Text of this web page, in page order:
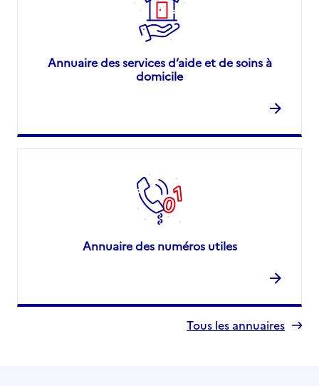
Annuaire des services d’aide et de soins à
domicile
Annuaire des numéros utiles
Tous les annuaires